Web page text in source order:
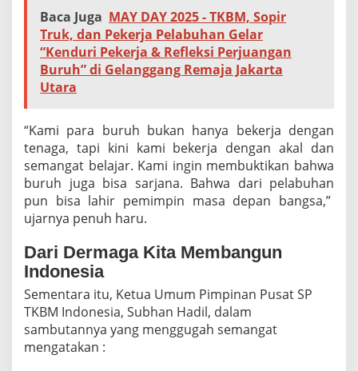
Baca Juga MAY DAY 2025 - TKBM, Sopir
Truk, dan Pekerja Pelabuhan Gelar
“Kenduri Pekerja & Refleksi Perjuangan
Buruh” di Gelanggang Remaja Jakarta
Utara
“Kami para buruh bukan hanya bekerja dengan
tenaga, tapi kini kami bekerja dengan akal dan
semangat belajar. Kami ingin membuktikan bahwa
buruh juga bisa sarjana. Bahwa dari pelabuhan
pun bisa lahir pemimpin masa depan bangsa,”
ujarnya penuh haru.
Dari Dermaga Kita Membangun
Indonesia
Sementara itu, Ketua Umum Pimpinan Pusat SP
TKBM Indonesia, Subhan Hadil, dalam
sambutannya yang menggugah semangat
mengatakan :